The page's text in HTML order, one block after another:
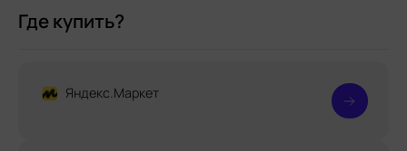
Где купить?
Яндекс.Маркет